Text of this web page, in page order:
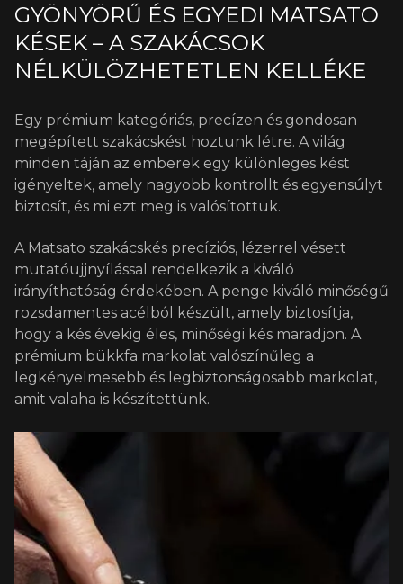
GYÖNYÖRŰ ÉS EGYEDI MATSATO
KÉSEK – A SZAKÁCSOK
NÉLKÜLÖZHETETLEN KELLÉKE
Egy prémium kategóriás, precízen és gondosan
megépített szakácskést hoztunk létre. A világ
minden táján az emberek egy különleges kést
igényeltek, amely nagyobb kontrollt és egyensúlyt
biztosít, és mi ezt meg is valósítottuk.
A Matsato szakácskés precíziós, lézerrel vésett
mutatóujjnyílással rendelkezik a kiváló
irányíthatóság érdekében. A penge kiváló minőségű
rozsdamentes acélból készült, amely biztosítja,
hogy a kés évekig éles, minőségi kés maradjon. A
prémium bükkfa markolat valószínűleg a
legkényelmesebb és legbiztonságosabb markolat,
amit valaha is készítettünk.